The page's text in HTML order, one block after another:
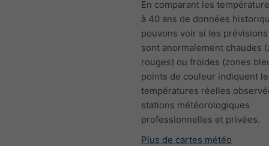
En comparant les
à 40 ans de données
pouvons voir si les
sont anormalement chaudes
rouges) ou froides (zones
points de couleur indiquent
températures réelles
stations météorologiques
professionnelles et privées.
Plus de cartes météo